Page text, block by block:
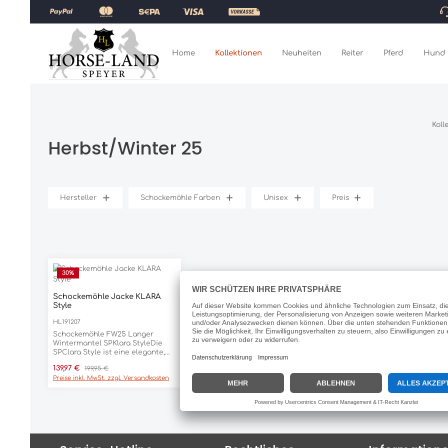
Zum Hauptinhalt springen
Zur Hauptnavigation springen
Home Kollektionen Neuheiten Reiter Pferd Hund
Herbst/Winter 25
Hersteller Schockemöhle Farben Unisex Preis
30%
Schockemöhle Jacke KLARA
Style
HL191207
Schockemöhle FW25 Langer
Wintermantel SPKlara StyleDie
SPClara Style ist eine elegante,
die Wärme und Funktionalität
vereint. Das gesteppte Futter
Bewegungsfreiheit im Sattel
Verkaufspreis:
139,97 € Regulärer Preis:
199,95 €
Preise inkl. MwSt. zzgl. Versandkosten